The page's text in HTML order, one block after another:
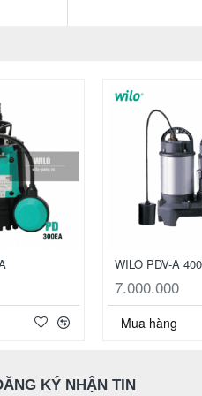
WILO PDV-A
7.000.000
Mua hàng
KÝ NHẬN TIN